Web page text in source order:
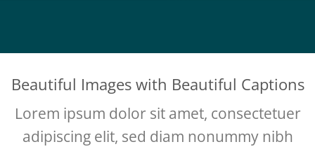
Beautiful Images with Beautiful Captions
Lorem ipsum dolor sit amet, consectetuer
adipiscing elit, sed diam nonummy nibh